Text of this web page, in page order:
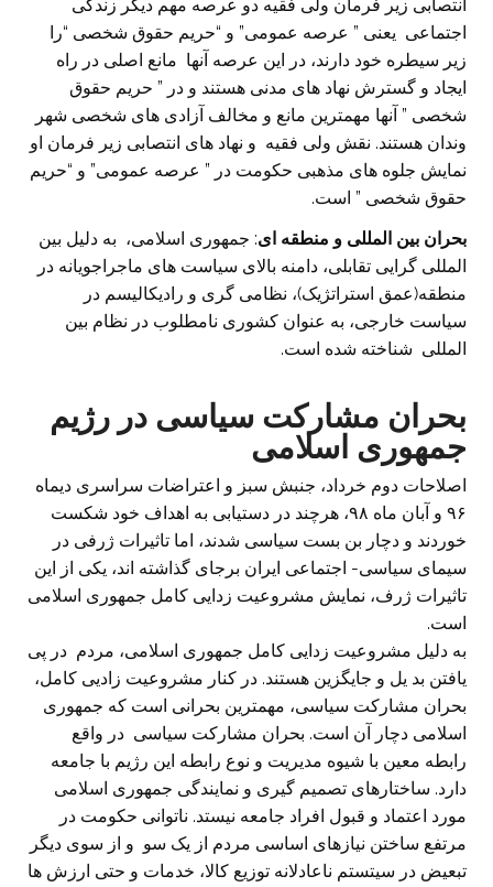
انتصابی زیر فرمان ولی فقیه دو عرصه مهم دیگر زندگی
اجتماعی یعنی ” عرصه عمومی” و “حریم حقوق شخصی “را
زیر سیطره خود دارند، در این عرصه آنها مانع اصلی در راه
ایجاد و گسترش نهاد های مدنی هستند و در ” حریم حقوق
شخصی ” آنها مهمترین مانع و مخالف آزادی های شخصی شهر
وندان هستند. نقش ولی فقیه و نهاد های انتصابی زیر فرمان او
نمایش جلوه های مذهبی حکومت در ” عرصه عمومی” و “حریم
حقوق شخصی ” است.
بحران بین المللی و منطقه ای: جمهوری اسلامی، به دلیل بین
المللی گرایی تقابلی، دامنه بالای سیاست های ماجراجویانه در
منطقه(عمق استراتژیک)، نظامی گری و رادیکالیسم در
سیاست خارجی، به عنوان کشوری نامطلوب در نظام بین
المللی شناخته شده است.
بحران مشارکت سیاسی در رژیم
جمهوری اسلامی
اصلاحات دوم خرداد، جنبش سبز و اعتراضات سراسری دیماه
۹۶ و آبان ماه ۹۸، هرچند در دستیابی به اهداف خود شکست
خوردند و دچار بن بست سیاسی شدند، اما تاثیرات ژرفی در
سیمای سیاسی- اجتماعی ایران برجای گذاشته اند، یکی از این
تاثیرات ژرف، نمایش مشروعیت زدایی کامل جمهوری اسلامی
است.
به دلیل مشروعیت زدایی کامل جمهوری اسلامی، مردم در پی
یافتن بد یل و جایگزین هستند. در کنار مشروعیت زادیی کامل،
بحران مشارکت سیاسی، مهمترین بحرانی است که جمهوری
اسلامی دچار آن است. بحران مشارکت سیاسی در واقع
رابطه معین با شیوه مدیریت و نوع رابطه این رژیم با جامعه
دارد. ساختارهای تصمیم گیری و نمایندگی جمهوری اسلامی
مورد اعتماد و قبول افراد جامعه نیستد. ناتوانی حکومت در
مرتفع ساختن نیازهای اساسی مردم از یک سو و از سوی دیگر
تبعیض در سیتستم ناعادلانه توزیع کالا، خدمات و حتی ارزش ها